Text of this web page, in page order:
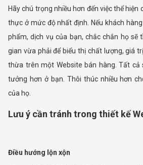
Hãy chú trọng nhiều hơn đến việc thể
thực ở mức độ nhất định. Nếu khách
phẩm, dịch vụ của bạn, chắc chắn họ sẽ
gian vừa phải để biểu thị chất lượng, giá
thừa trên một Website bán hàng. Tất cả
tưởng hơn ở bạn. Thôi thúc nhiều hơn
của họ.
Lưu ý cần tránh trong thiết kế
Điều hướng lộn xộn